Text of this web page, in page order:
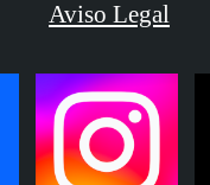
Aviso Legal